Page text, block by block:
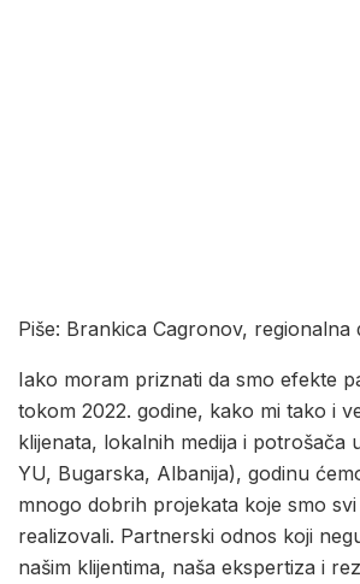
Piše: Brankica Cagronov, regionalna
Iako moram priznati da smo efekte
tokom 2022. godine, kako mi tako i
klijenata, lokalnih medija i potrošača
YU, Bugarska, Albanija), godinu
mnogo dobrih projekata koje smo svi
realizovali. Partnerski odnos koji
našim klijentima, naša ekspertiza i